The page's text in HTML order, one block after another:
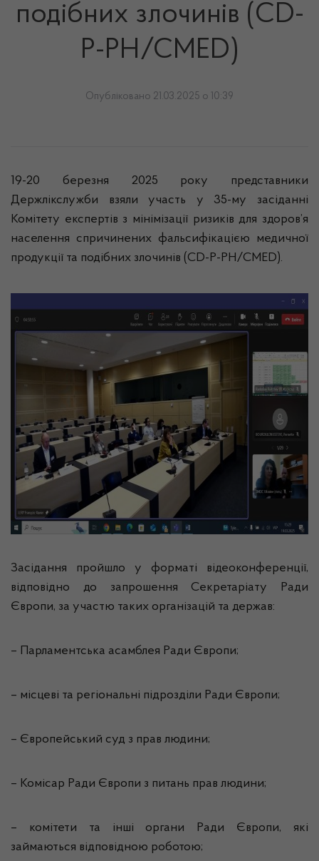
подібних злочинів (CD-
P-PH/CMED)
Опубліковано 21.03.2025 о 10:39
19-20 березня 2025 року представники
Держлікслужби взяли участь у 35-му засіданні
Комітету експертів з мінімізації ризиків для здоров’я
населення спричинених фальсифікацією медичної
продукції та подібних злочинів (CD-P-PH/CMED).
Засідання пройшло у форматі відеоконференції,
відповідно до запрошення Секретаріату Ради
Європи, за участю таких організацій та держав:
– Парламентська асамблея Ради Європи;
– місцеві та регіональні підрозділи Ради Європи;
– Європейський суд з прав людини;
– Комісар Ради Європи з питань прав людини;
– комітети та інші органи Ради Європи, які
займаються відповідною роботою;